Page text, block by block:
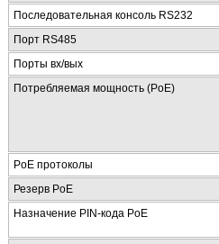
Последовательная консоль RS232
Порт RS485
Порты вх/вых
Потребляемая мощность (PoE)
PoE протоколы
Резерв PoE
Назначение PIN-кода PoE